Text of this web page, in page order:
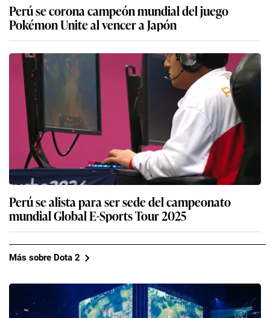
Perú se corona campeón mundial del juego
Pokémon Unite al vencer a Japón
Perú se alista para ser sede del campeonato
mundial Global E-Sports Tour 2025
Más sobre Dota 2